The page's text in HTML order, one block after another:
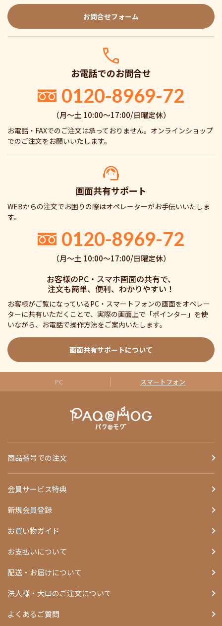
お問合せフォーム
お電話でのお問合せ
0120-8969-72
（月〜土 10:00〜17:00/日曜定休）
お電話・FAXでのご注文は承っておりません。オンラインショップ
でのご注文をお願いいたします。
画面共有サポート
WEBからの注文でお困りの際はオペレーターがお手伝いいたしま
す。
0120-8969-72
（月〜土 10:00〜17:00/日曜定休）
お客様のPC・スマホ画面の共有で、
注文も簡単、便利、わかりやすい！
お客様がご覧になっているPC・スマートフォンの画面をオペレー
ターに共有いただくことで、実際の画面上で「ポインター」を使
いながら、お電話で操作方法をご案内いたします。
画面共有サポートについて
PC スマートフォン
商品番号での注文
会員サービス特典
新規会員登録
お買い物ガイド
お支払いについて
配送・お届けについて
法人様・大口のご注文について
よくあるご質問